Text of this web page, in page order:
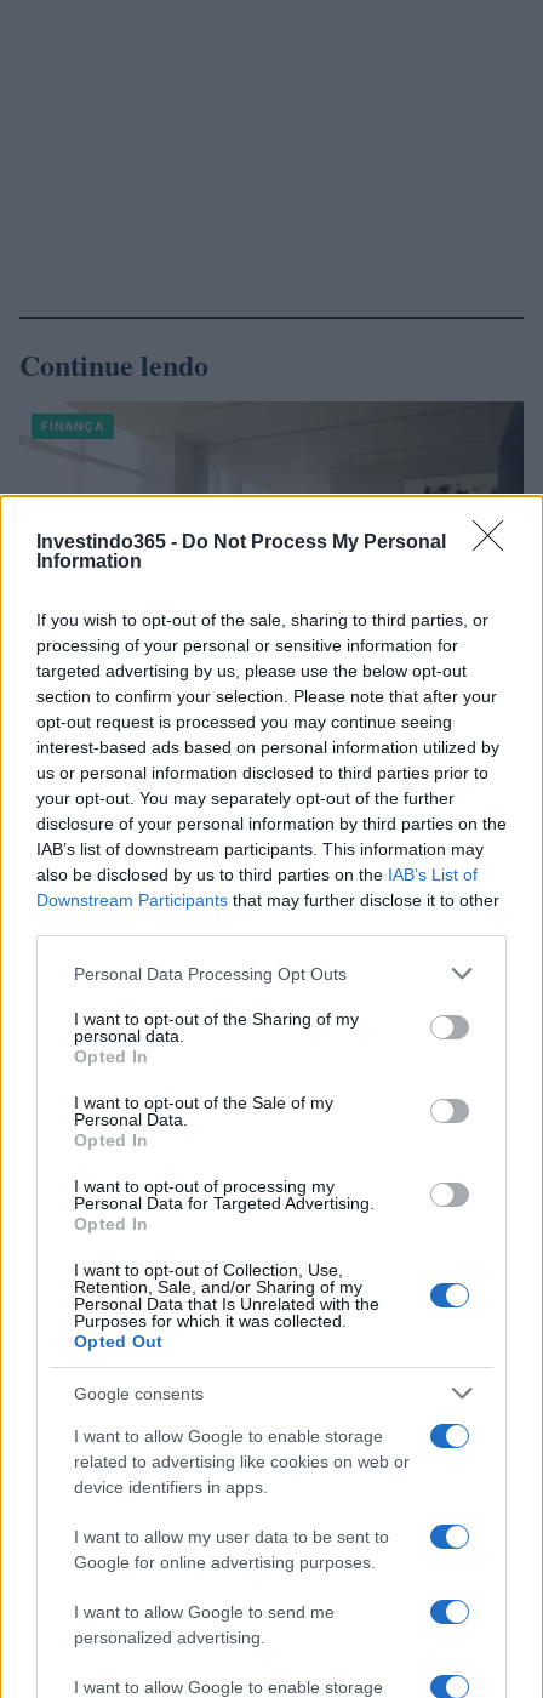
Investindo365 - Do Not Process My Personal
Information
If you wish to opt-out of the sale, sharing to third parties, or
processing of your personal or sensitive information for
targeted advertising by us, please use the below opt-out
section to confirm your selection. Please note that after your
opt-out request is processed you may continue seeing
interest-based ads based on personal information utilized by
us or personal information disclosed to third parties prior to
your opt-out. You may separately opt-out of the further
disclosure of your personal information by third parties on the
IAB’s list of downstream participants. This information may
also be disclosed by us to third parties on the IAB’s List of
Downstream Participants that may further disclose it to other
Please note that this website/app uses one or more Google
not limited to your visit or usage behaviour. You may click to
grant or deny consent to Google and its third-party tags to
use your data for below specified purposes in below Google
consent section.
Personal Data Processing Opt Outs
I want to opt-out of the Sharing of my
personal data.
Opted In
I want to opt-out of the Sale of my
Personal Data.
Opted In
I want to opt-out of processing my
Personal Data for Targeted Advertising.
Opted In
I want to opt-out of Collection, Use,
Retention, Sale, and/or Sharing of my
Personal Data that Is Unrelated with the
Purposes for which it was collected.
Opted Out
Google consents
I want to allow Google to enable storage
related to advertising like cookies on web or
device identifiers in apps.
I want to allow my user data to be sent to
Google for online advertising purposes.
I want to allow Google to send me
personalized advertising.
I want to allow Google to enable storage
Continue lendo
FINANÇA
Rafael Sachete assume nova posição no Assaí: o que isso
significa para a empresa
Bruno Costa · 8 ago 2026
FINANÇA
Rendimentos de R$ 10 mil em diferentes investimentos com a
Selic a 14%
FINANÇA
Retiradas da caderneta de poupança superam depósitos em R$